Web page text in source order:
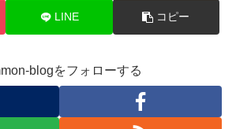
LINE コピー
blogをフォローする